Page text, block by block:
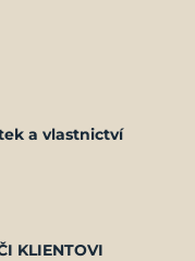
a vlastnictví
KLIENTOVI